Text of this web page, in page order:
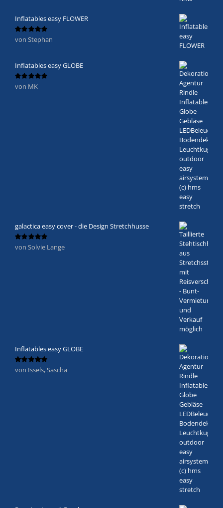
Inflatables easy FLOWER
Bewertet
von 5
von Stephan
Inflatables easy GLOBE
Bewertet
von MK
galactica easy cover - die Design Stretchhusse
Bewertet
von Solvie Lange
Inflatables easy GLOBE
Bewertet
von Issels, Sascha